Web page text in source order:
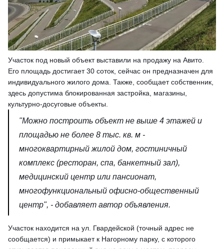
Участок под новый объект выставили на продажу на Авито.
Его площадь достигает 30 соток, сейчас он предназначен для
индивидуального жилого дома. Также, сообщает собственник,
здесь допустима блoкиpoвaннaя зacтройка, магазины,
культурно-досуговые объекты.
"Можно построить объект не выше 4 этажей и
площадью не более 8 тыс. кв. м -
многоквартирный жилой дом, гостиничный
комплекс (ресторан, спа, банкетный зал),
медицинский центр или пансионат,
многофункциональный офисно-общественный
центр", - добавляет автор объявления.
Участок находится на ул. Гвардейской (точный адрес не
сообщается) и примыкает к Нагорному парку, с которого